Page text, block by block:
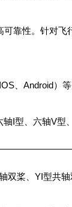
靠性。针对
、Android）
I型、六轴V型
双桨、 YI型共